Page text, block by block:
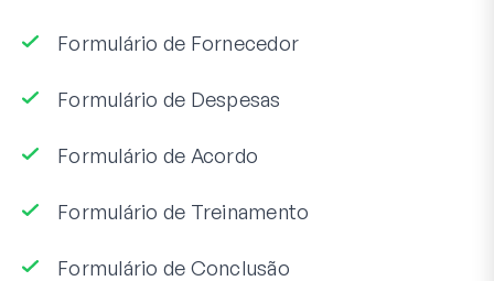
Formulário de Fornecedor
Formulário de Despesas
Formulário de Acordo
Formulário de Treinamento
Formulário de Conclusão